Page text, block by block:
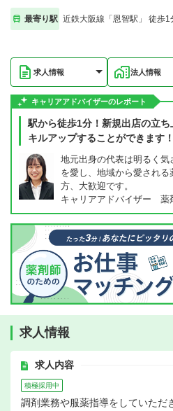
最寄り駅 近鉄大阪線「恩智駅」 徒歩1
求人情報 法人情報
キャリアアドバイザーのレポート
駅から徒歩1分！新規出店の立
キルアップすることができます！
地元出身の代表は明るく
を愛し、地域から愛され
方、大歓迎です。
キャリアアドバイザー 薬
求人情報
求人内容
積極採用中
調剤業務や服薬指導をしていただ